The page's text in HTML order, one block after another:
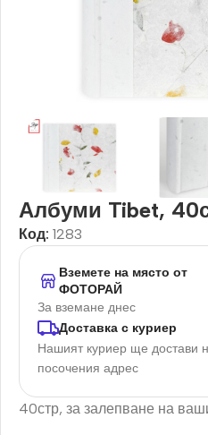
Албуми Tibet,
Код: 1283
Вземете на място от
ФОТОРАЙ
За вземане днес
Доставка с куриер
Нашият куриер ще достави
посочения адрес
40стр, за залепване на